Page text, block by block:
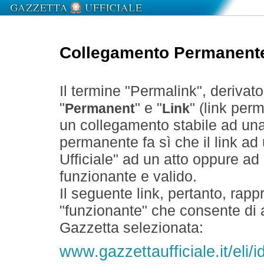
Collegamento
Il termine "Permalink",
" Permanent" e " Link" (link
un collegamento stabile ad
permanente fa sì che il link
Ufficiale" ad un atto oppure
funzionante e valido.
Il seguente link, pertanto,
"funzionante" che consente
Gazzetta selezionata:
www.gazzettaufficiale.it/eli/